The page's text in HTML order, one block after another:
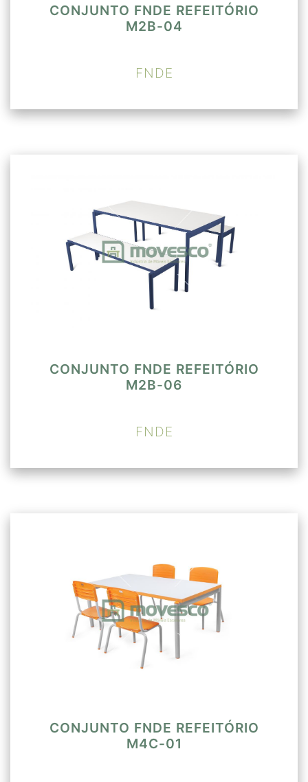
CONJUNTO FNDE REFEITÓRIO
M2B-04
FNDE
CONJUNTO FNDE REFEITÓRIO
M2B-06
FNDE
CONJUNTO FNDE REFEITÓRIO
M4C-01